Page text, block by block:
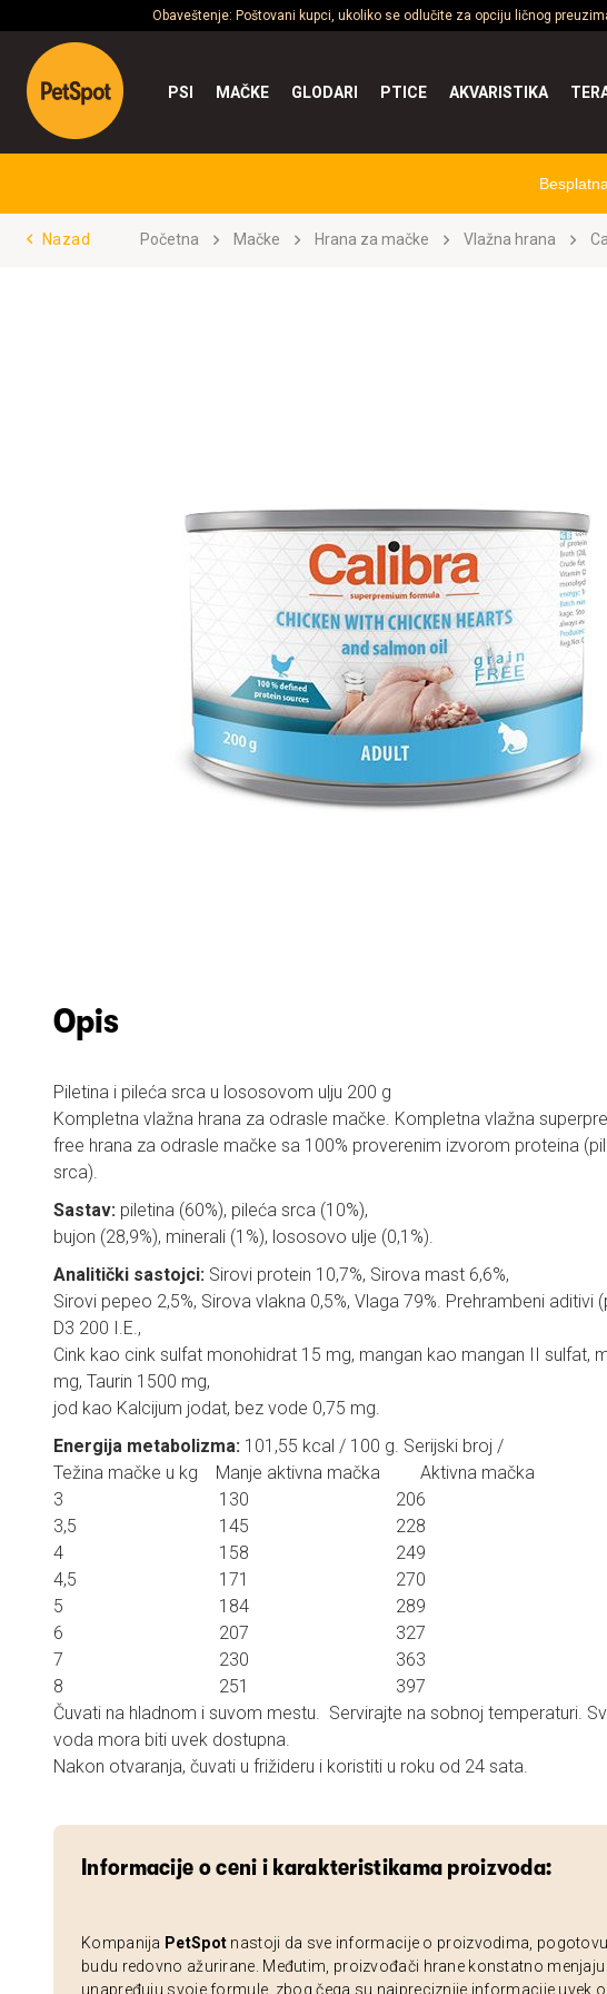
Obaveštenje: Poštovani kupci, ukoliko se odlučite za opciju ličnog
PSI MAČKE GLODARI PTICE AKVARISTIKA
Nazad Početna Mačke Hrana za mačke Vlažna hrana
Opis
Piletina i pileća srca u lososovom ulju 200 g
Kompletna vlažna hrana za odrasle mačke. Kompletna vlažna
free hrana za odrasle mačke sa 100% proverenim izvorom proteina
srca).
Sastav: piletina (60%), pileća srca (10%),
bujon (28,9%), minerali (1%), lososovo ulje (0,1%).
Analitički sastojci: Sirovi protein 10,7%, Sirova mast 6,6%,
Sirovi pepeo 2,5%, Sirova vlakna 0,5%, Vlaga 79%. Prehrambeni aditivi
D3 200 I.E.,
Cink kao cink sulfat monohidrat 15 mg, mangan kao mangan II sulfat,
mg, Taurin 1500 mg,
jod kao Kalcijum jodat, bez vode 0,75 mg.
Energija metabolizma: 101,55 kcal / 100 g. Serijski broj /
Težina mačke u kg Manje aktivna mačka Aktivna mačka
3 130 206
3,5 145 228
4 158 249
4,5 171 270
5 184 289
6 207 327
7 230 363
8 251 397
Čuvati na hladnom i suvom mestu. Servirajte na sobnoj temperaturi.
voda mora biti uvek dostupna.
Nakon otvaranja, čuvati u frižideru i koristiti u roku od 24 sata.
Informacije o ceni i karakteristikama proizvoda:
Kompanija PetSpot nastoji da sve informacije o proizvodima, pogotovu
budu redovno ažurirane. Međutim, proizvođači hrane konstatno menjaju
unapređuju svoje formule, zbog čega su najpreciznije informacije uvek